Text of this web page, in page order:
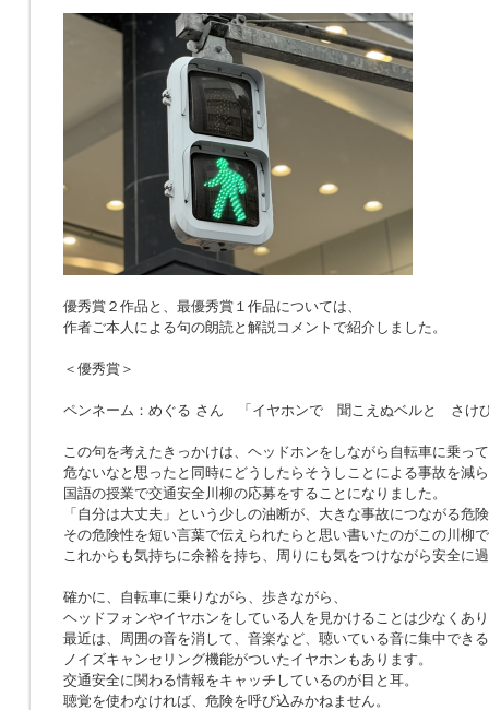
優秀賞２作品と、最優秀賞１作品については、
作者ご本人による句の朗読と解説コメントで紹介しました。
＜優秀賞＞
ペンネーム：めぐる さん 「イヤホンで 聞こえぬベルと さけ
この句を考えたきっかけは、ヘッドホンをしながら自転車に乗っ
危ないなと思ったと同時にどうしたらそうしことによる事故を減
国語の授業で交通安全川柳の応募をすることになりました。
「自分は大丈夫」という少しの油断が、大きな事故につながる危
その危険性を短い言葉で伝えられたらと思い書いたのがこの川柳
これからも気持ちに余裕を持ち、周りにも気をつけながら安全に
確かに、自転車に乗りながら、歩きながら、
ヘッドフォンやイヤホンをしている人を見かけることは少なくあ
最近は、周囲の音を消して、音楽など、聴いている音に集中できる
ノイズキャンセリング機能がついたイヤホンもあります。
交通安全に関わる情報をキャッチしているのが目と耳。
聴覚を使わなければ、危険を呼び込みかねません。